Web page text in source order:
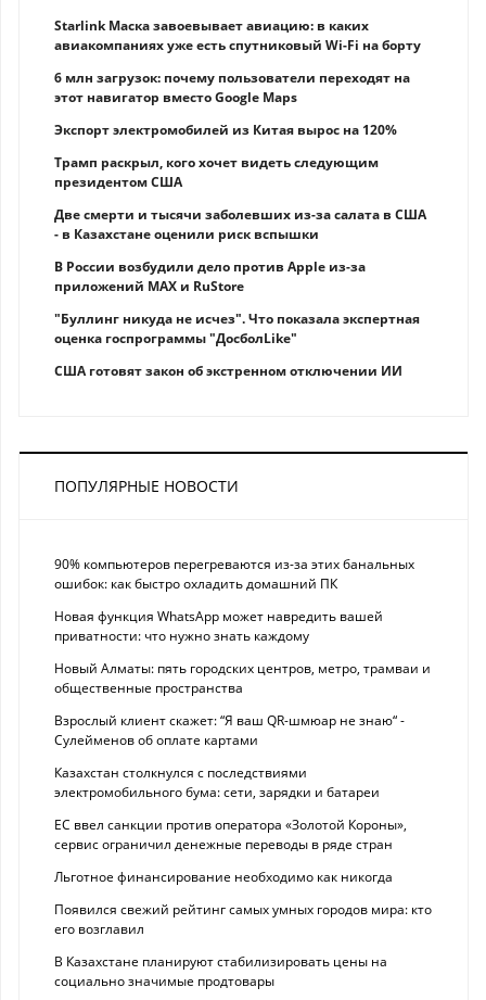
Starlink Маска завоевывает авиацию: в каких
авиакомпаниях уже есть спутниковый Wi-Fi на борту
6 млн загрузок: почему пользователи переходят на
этот навигатор вместо Google Maps
Экспорт электромобилей из Китая вырос на 120%
Трамп раскрыл, кого хочет видеть следующим
президентом США
Две смерти и тысячи заболевших из-за салата в США
- в Казахстане оценили риск вспышки
В России возбудили дело против Apple из-за
приложений MAX и RuStore
"Буллинг никуда не исчез". Что показала экспертная
оценка госпрограммы "ДосболLike"
США готовят закон об экстренном отключении ИИ
ПОПУЛЯРНЫЕ НОВОСТИ
90% компьютеров перегреваются из-за этих банальных
ошибок: как быстро охладить домашний ПК
Новая функция WhatsApp может навредить вашей
приватности: что нужно знать каждому
Новый Алматы: пять городских центров, метро, трамваи и
общественные пространства
Взрослый клиент скажет: “Я ваш QR-шмюар не знаю“ -
Сулейменов об оплате картами
Казахстан столкнулся с последствиями
электромобильного бума: сети, зарядки и батареи
ЕС ввел санкции против оператора «Золотой Короны»,
сервис ограничил денежные переводы в ряде стран
Льготное финансирование необходимо как никогда
Появился свежий рейтинг самых умных городов мира: кто
его возглавил
В Казахстане планируют стабилизировать цены на
социально значимые продтовары